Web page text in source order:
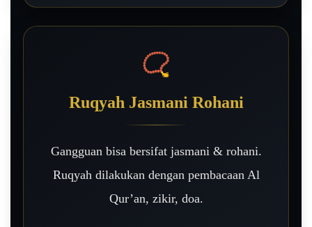
📿
Ruqyah Jasmani Rohani
Gangguan bisa bersifat jasmani & rohani.
Ruqyah dilakukan dengan pembacaan Al
Qur’an, zikir, doa.